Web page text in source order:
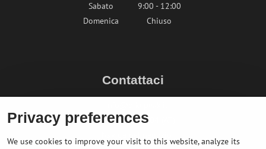
Sabato
9:00 - 12:00
Domenica
Chiuso
Contattaci
+436764858804 (AT)
Privacy preferences
We use cookies to improve your visit to this website, analyze its